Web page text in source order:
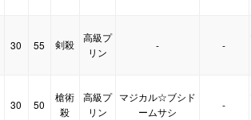
30 55 剣殺
高級プ
リン
- -
30 50
槍術
殺
高級プ
リン
マジカル☆ブシド
ームサシ
-